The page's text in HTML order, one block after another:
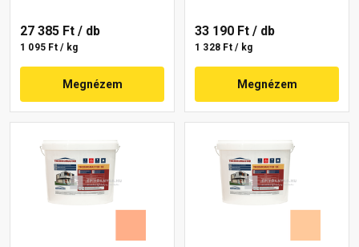
27 385 Ft / db
1 095 Ft / kg
Megnézem
33 190 Ft / db
1 328 Ft / kg
Megnézem